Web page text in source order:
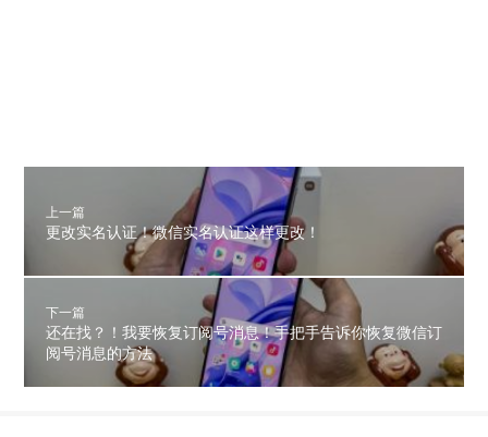
上一篇
更改实名认证！微信实名认证这样更改！
下一篇
还在找？！我要恢复订阅号消息！手把手告诉你恢复微信订
阅号消息的方法